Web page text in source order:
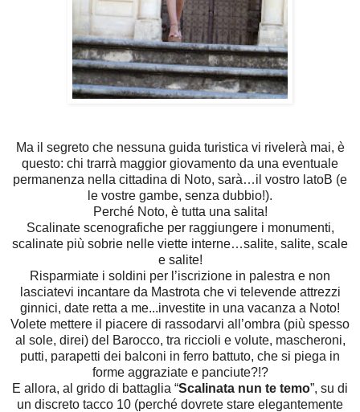
Ma il segreto che nessuna guida turistica vi rivelerà mai, è
questo: chi trarrà maggior giovamento da una eventuale
permanenza nella cittadina di Noto, sarà…il vostro latoB (e
le vostre gambe, senza dubbio!).
Perché Noto, è tutta una salita!
Scalinate scenografiche per raggiungere i monumenti,
scalinate più sobrie nelle viette interne…salite, salite, scale
e salite!
Risparmiate i soldini per l’iscrizione in palestra e non
lasciatevi incantare da Mastrota che vi televende attrezzi
ginnici, date retta a me...investite in una vacanza a Noto!
Volete mettere il piacere di rassodarvi all’ombra (più spesso
al sole, direi) del Barocco, tra riccioli e volute, mascheroni,
putti, parapetti dei balconi in ferro battuto, che si piega in
forme aggraziate e panciute?!?
E allora, al grido di battaglia “Scalinata nun te temo”, su di
un discreto tacco 10 (perché dovrete stare elegantemente